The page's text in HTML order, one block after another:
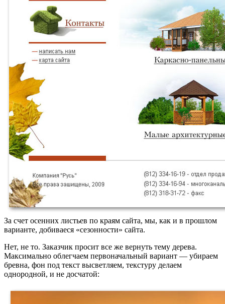
За счет осенних листьев по краям сайта, мы, как и в прошлом
варианте, добиваеся «сезонности» сайта.
Нет, не то. Заказчик просит все же вернуть тему дерева.
Максимально облегчаем первоначальный вариант — убираем
бревна, фон под текст высветляем, текстуру делаем
однородной, и не досчатой: